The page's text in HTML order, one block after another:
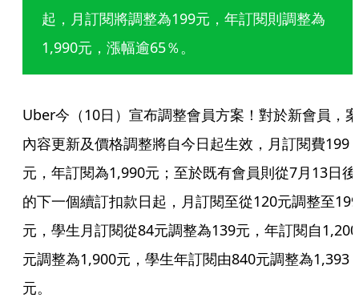
起，月訂閱將調整為199元，年訂閱則調整為
1,990元，漲幅逾65％。
Uber今（10日）宣布調整會員方案！對於新會員，案
內容更新及價格調整將自今日起生效，月訂閱費199
元，年訂閱為1,990元；至於既有會員則從7月13日後
的下一個續訂扣款日起，月訂閱至從120元調整至199
元，學生月訂閱從84元調整為139元，年訂閱自1,200
元調整為1,900元，學生年訂閱由840元調整為1,393
元。